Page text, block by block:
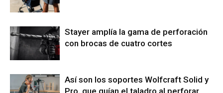
Stayer amplía la gama de perforación
con brocas de cuatro cortes
Así son los soportes Wolfcraft Solid y
Pro, que guían el taladro al perforar